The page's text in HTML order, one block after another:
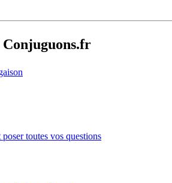
toutes vos questions